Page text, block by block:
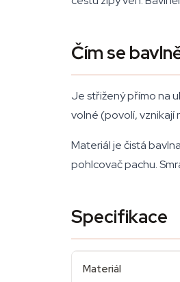
Čím se
Je střižený přímo na
volné (povolí, vznikají
Materiál je čistá
pohlcovač pachu.
Specifikace
Materiál